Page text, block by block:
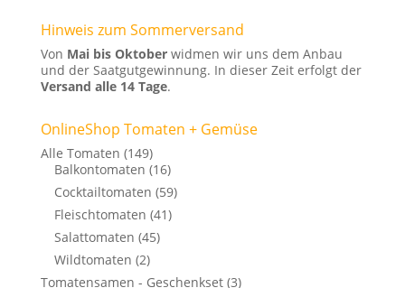
Hinweis zum Sommerversand
Von Mai bis Oktoberwidmen wir uns dem Anbau
und der Saatgutgewinnung. In dieser Zeit erfolgt der
Versand alle 14 Tage.
OnlineShop Tomaten + Gemüse
Alle Tomaten (149)
Balkontomaten (16)
Cocktailtomaten (59)
Fleischtomaten (41)
Salattomaten (45)
Wildtomaten (2)
Tomatensamen - Geschenkset (3)